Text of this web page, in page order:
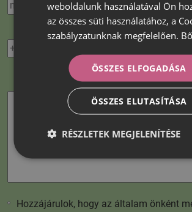
Telefonszám*
Hozzájárulok, hogy az általam önként
weboldalunk használatával Ön
az összes süti használatához, a
szabályzatunknak megfelelően.
ÖSSZES ELFOGADÁSA
ÖSSZES ELUTASÍTÁSA
RÉSZLETEK MEGJELENÍTÉSE